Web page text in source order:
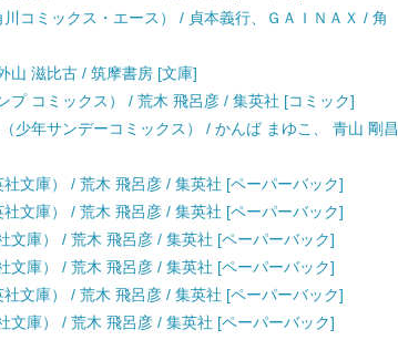
コミックス・エース） / 貞本義行、ＧＡＩＮＡＸ / 角
山 滋比古 / 筑摩書房 [文庫]
プ コミックス） / 荒木 飛呂彦 / 集英社 [コミック]
少年サンデーコミックス） / かんば まゆこ、 青山 剛昌
文庫） / 荒木 飛呂彦 / 集英社 [ペーパーバック]
文庫） / 荒木 飛呂彦 / 集英社 [ペーパーバック]
文庫） / 荒木 飛呂彦 / 集英社 [ペーパーバック]
文庫） / 荒木 飛呂彦 / 集英社 [ペーパーバック]
文庫） / 荒木 飛呂彦 / 集英社 [ペーパーバック]
文庫） / 荒木 飛呂彦 / 集英社 [ペーパーバック]